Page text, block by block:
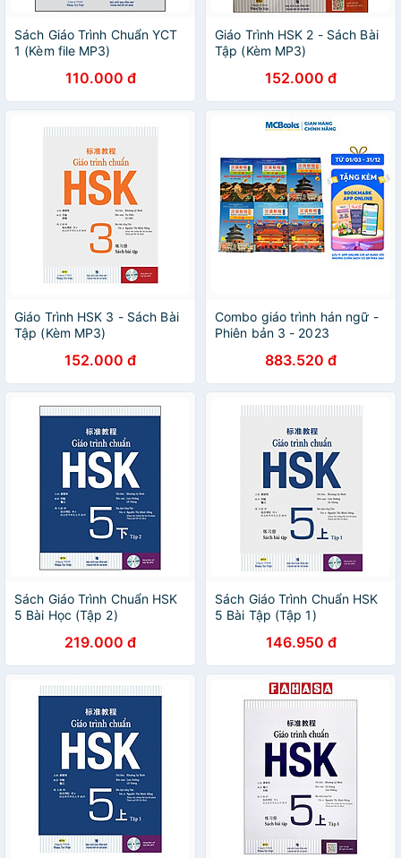
Sách Giáo Trình Chuẩn YCT
1 (Kèm file MP3)
110.000 đ
Giáo Trình HSK 2 - Sách Bài
Tập (Kèm MP3)
152.000 đ
Giáo Trình HSK 3 - Sách Bài
Tập (Kèm MP3)
152.000 đ
Combo giáo trình hán ngữ -
Phiên bản 3 - 2023
883.520 đ
Sách Giáo Trình Chuẩn HSK
5 Bài Học (Tập 2)
219.000 đ
Sách Giáo Trình Chuẩn HSK
5 Bài Tập (Tập 1)
146.950 đ